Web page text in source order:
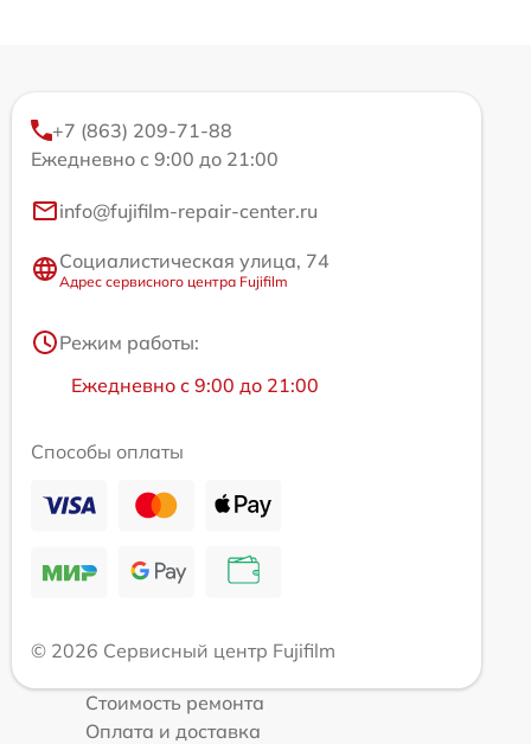
+7 (863) 209-71-88
Ежедневно с 9:00 до 21:00
info@fujifilm-repair-center.ru
Социалистическая улица, 74
Адрес сервисного центра Fujifilm
Режим работы:
Ежедневно с 9:00 до 21:00
Способы оплаты
© 2026 Сервисный центр Fujifilm
Стоимость ремонта
Оплата и доставка